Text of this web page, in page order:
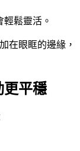
鬆靈活。
在眼眶的邊緣，
更平穩